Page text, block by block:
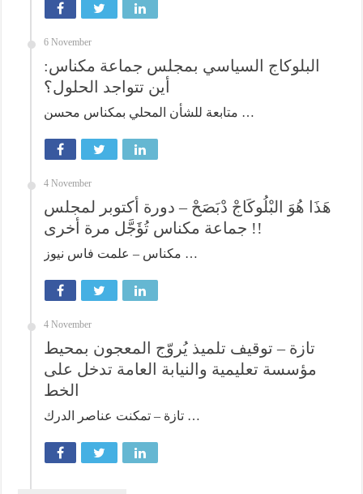
6 November
البلوكاج السياسي بمجلس جماعة مكناس:
أين تتواجد الحلول؟
متابعة للشأن المحلي بمكناس محسن …
4 November
هَذَا هُوَ البْلُوكَاجْ دْبَصَحْ – دورة أكتوبر لمجلس
جماعة مكناس تُؤَجَّل مرة أخرى !!
مكناس – علمت فاس نيوز …
4 November
تازة – توقيف تلميذ يُروّج المعجون بمحيط
مؤسسة تعليمية والنيابة العامة تدخل على
الخط
تازة – تمكنت عناصر الدرك …